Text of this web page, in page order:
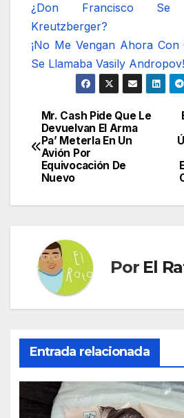
¿Don Francisco Se
Kreutzberger?
¡No Me Vengan Ahora
Se Llamaba Vasily Andropov!
Navegación
de
entradas
Mr. Cash Pide Que Le
Devuelvan El Arma
Pa’ Meterla En Un
Avión Por
Equivocación De
Nuevo
Por El
Entrada relacionada